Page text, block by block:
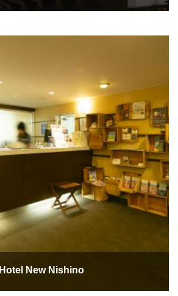
Hotel New Nishino